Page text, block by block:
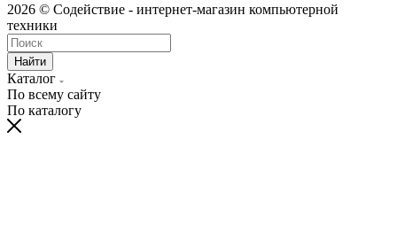
2026 © Содействие - интернет-магазин компьютерной
техники
Найти
Каталог
По всему сайту
По каталогу